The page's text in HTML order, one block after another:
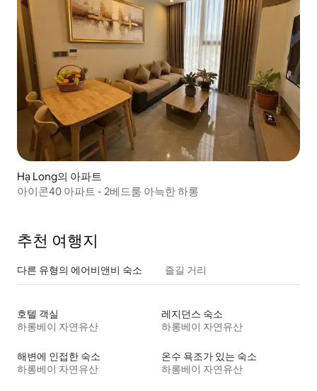
Hạ Long의 아파트
아이콘40 아파트 - 2베드룸 아늑한 하롱
추천 여행지
다른 유형의 에어비앤비 숙소 즐길 거리
호텔 객실
하롱베이 자연유산
레지던스 숙소
하롱베이 자연유산
해변에 인접한 숙소
하롱베이 자연유산
온수 욕조가 있는 숙소
하롱베이 자연유산